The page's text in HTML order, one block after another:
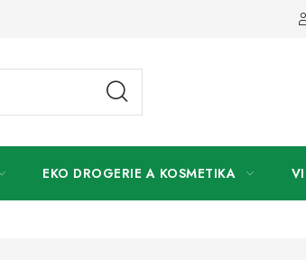
podmínky
EKO DROGERIE A KOSMETIKA